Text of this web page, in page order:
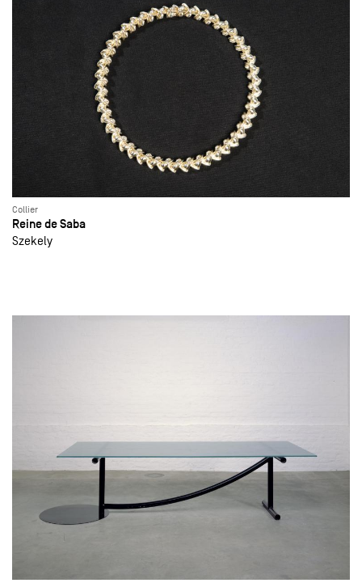
Collier
Reine de Saba
Szekely